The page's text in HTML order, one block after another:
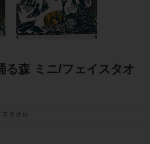
る森 ミニ/フェイスタオ
スタオル